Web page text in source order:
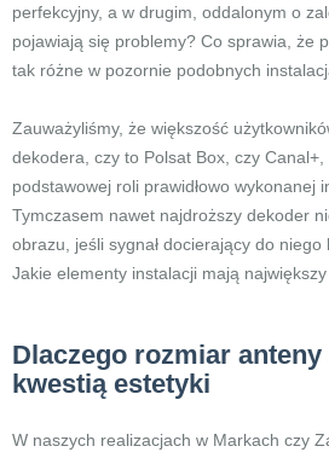
perfekcyjny, a w drugim, oddalonym o
pojawiają się problemy? Co sprawia, że
tak różne w pozornie podobnych
Zauważyliśmy, że większość
dekodera, czy to Polsat Box, czy
podstawowej roli prawidłowo wykonanej
Tymczasem nawet najdroższy dekoder
obrazu, jeśli sygnał docierający do niego
Jakie elementy instalacji mają
Dlaczego rozmiar
kwestią estetyki
W naszych realizacjach w Markach czy